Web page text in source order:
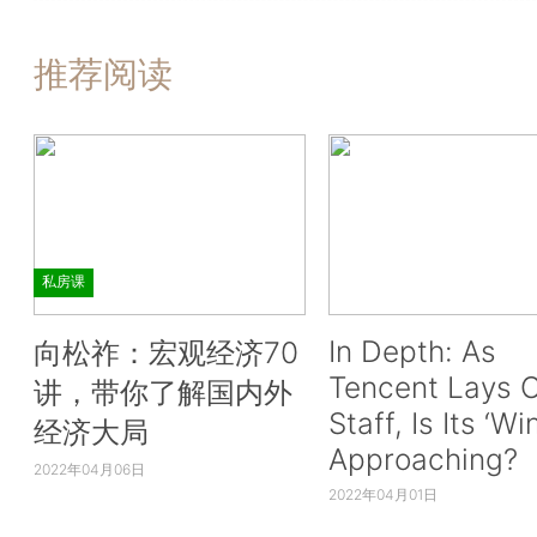
推荐阅读
私房课
向松祚：宏观经济70
讲，带你了解国内外
经济大局
2022年04月06日
In Depth: As
Tencent Lays
Staff, Is Its
Approaching?
2022年04月01日